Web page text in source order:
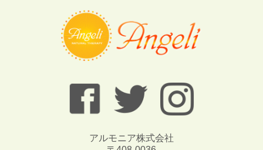
アルモニア株式会社